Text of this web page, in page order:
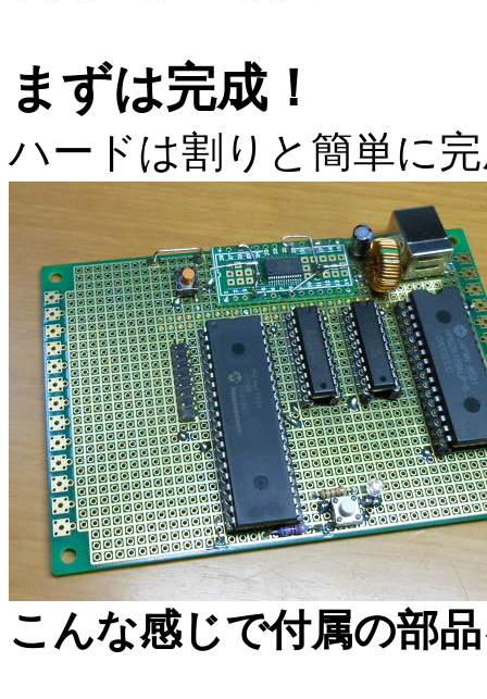
まずは完成！
ハードは割りと簡単に
こんな感じで付属の部